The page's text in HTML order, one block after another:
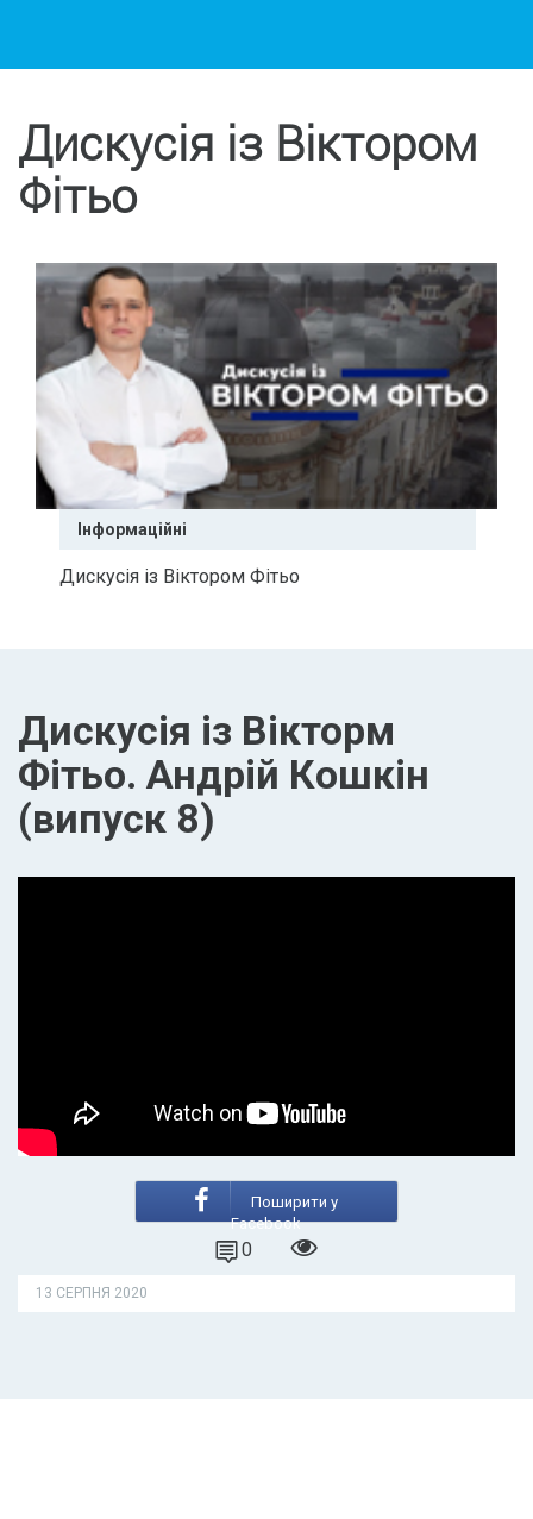
Дискусія із Віктором
Фітьо
Інформаційні
Дискусія із Віктором Фітьо
Дискусія із Вікторм
Фітьо. Андрій Кошкін
(випуск 8)
Поширити у
Facebook
0
13 СЕРПНЯ 2020